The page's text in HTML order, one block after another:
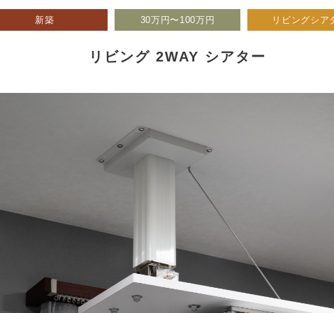
新築 30万円〜100万円 リビングシア
リビング 2WAY シアター